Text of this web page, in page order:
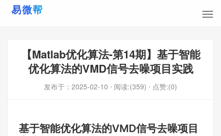
【Matlab优化算法-第14期】基于智能
优化算法的VMD信号去噪项目实践
发布于： 2025-02-10 ⋅ 阅读:(359) ⋅ 点赞:(0)
基于智能优化算法的VMD信号去噪项目